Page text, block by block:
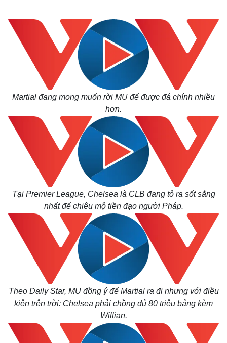
Martial đang mong muốn rời MU để được đá chính nhiều
hơn.
Tại Premier League, Chelsea là CLB đang tỏ ra sốt sắng
nhất để chiêu mộ tiền đạo người Pháp.
Theo Daily Star, MU đồng ý để Martial ra đi nhưng với điều
kiện trên trời: Chelsea phải chồng đủ 80 triệu bảng kèm
Willian.